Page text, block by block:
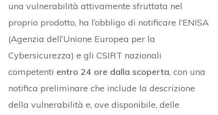
una vulnerabilità attivamente sfruttata nel
proprio prodotto, ha l’obbligo di notificare l’ENISA
(Agenzia dell’Unione Europea per la
Cybersicurezza) e gli CSIRT nazionali
competenti entro 24 ore dalla scoperta, con una
notifica preliminare che include la descrizione
della vulnerabilità e, ove disponibile, delle